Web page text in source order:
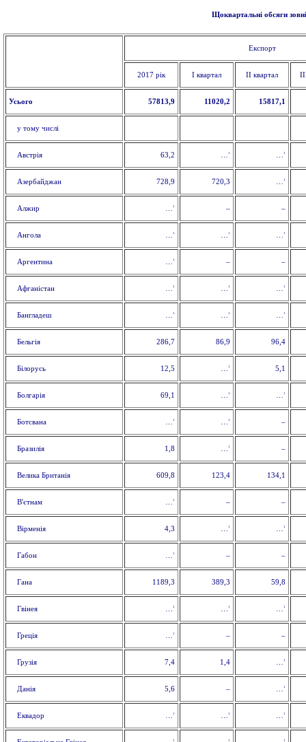
Щоквартальні обсяги
Експорт
2017 рік І квартал ІІ квартал
Усього 57813,9 11020,2 15817,1
у тому числі
Австрія 63,2 …1 …1
Азербайджан 728,9 720,3 …1
Алжир …1 – –
Ангола …1 …1 …1
Аргентина …1 – –
Афганістан …1 …1 …1
Бангладеш …1 …1 …1
Бельгія 286,7 86,9 96,4
Білорусь 12,5 …1 5,1
Болгарія 69,1 …1 …1
Ботсвана …1 …1 –
Бразилія 1,8 …1 –
Велика Британія 609,8 123,4 134,1
В'єтнам …1 – –
Вірменія 4,3 …1 …1
Габон …1 – –
Гана 1189,3 389,3 59,8
Гвінея …1 …1 …1
Греція …1 – –
Грузія 7,4 1,4 …1
Данія 5,6 – …1
Еквадор …1 …1 …1
1 1 1